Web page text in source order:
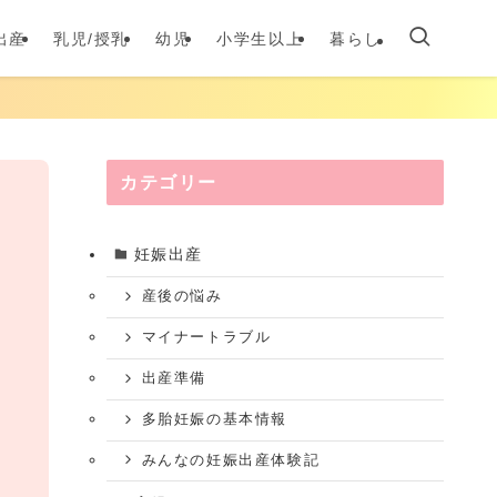
産 乳児/授乳 幼児 小学生以上 暮らし
カテゴリー
妊娠出産
産後の悩み
マイナートラブル
出産準備
多胎妊娠の基本情報
みんなの妊娠出産体験記